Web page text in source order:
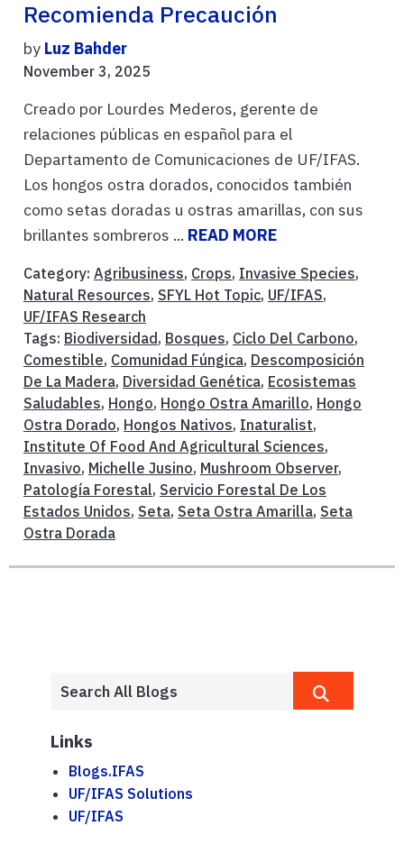
Recomienda Precaución
by Luz Bahder
November 3, 2025
Creado por Lourdes Mederos, gerente de
relaciones públicas en español para el
Departamento de Comunicaciones de UF/IFAS.
Los hongos ostra dorados, conocidos también
como setas doradas u ostras amarillas, con sus
brillantes sombreros ... READ MORE
Category: Agribusiness, Crops, Invasive Species,
Natural Resources, SFYL Hot Topic, UF/IFAS,
UF/IFAS Research
Tags: Biodiversidad , Bosques, Ciclo Del Carbono,
Comestible, Comunidad Fúngica, Descomposición
De La Madera, Diversidad Genética, Ecosistemas
Saludables, Hongo, Hongo Ostra Amarillo, Hongo
Ostra Dorado, Hongos Nativos, Inaturalist,
Institute Of Food And Agricultural Sciences,
Invasivo, Michelle Jusino, Mushroom Observer,
Patología Forestal, Servicio Forestal De Los
Estados Unidos, Seta, Seta Ostra Amarilla, Seta
Ostra Dorada
Links
Blogs.IFAS
UF/IFAS Solutions
UF/IFAS